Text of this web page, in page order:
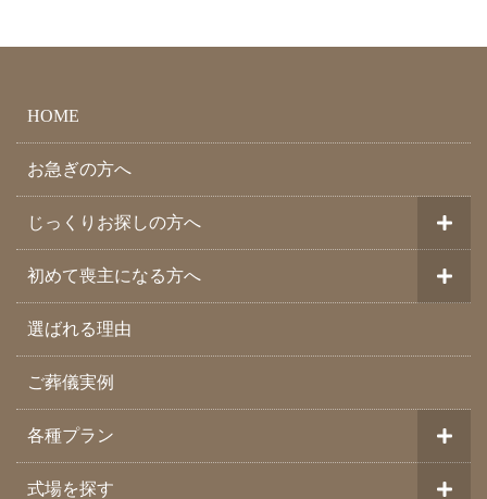
HOME
お急ぎの方へ
じっくりお探しの方へ
初めて喪主になる方へ
選ばれる理由
ご葬儀実例
各種プラン
式場を探す